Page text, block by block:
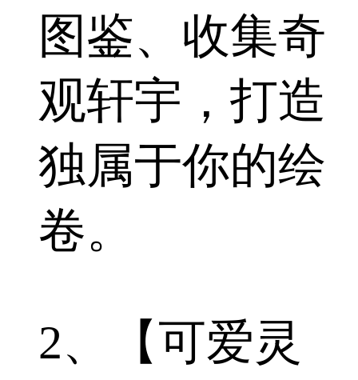
图鉴、收集奇
观轩宇，打造
独属于你的绘
卷。
2、【可爱灵